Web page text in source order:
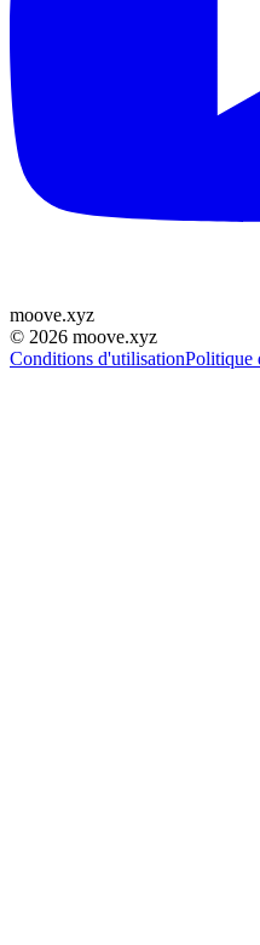
moove.xyz
© 2026 moove.xyz
Conditions d'utilisationPolitique